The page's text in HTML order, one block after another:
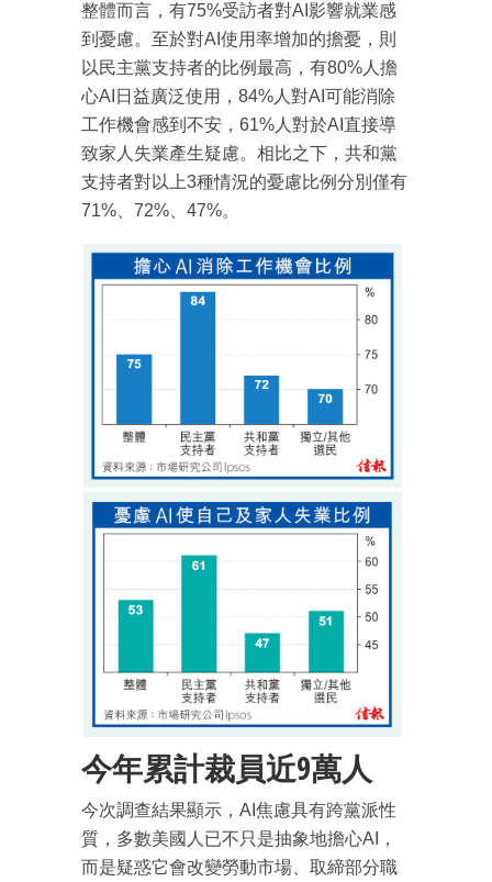
整體而言，有75%受訪者對AI影響就業感
到憂慮。至於對AI使用率增加的擔憂，則
以民主黨支持者的比例最高，有80%人擔
心AI日益廣泛使用，84%人對AI可能消除
工作機會感到不安，61%人對於AI直接導
致家人失業產生疑慮。相比之下，共和黨
支持者對以上3種情況的憂慮比例分別僅有
71%、72%、47%。
今年累計裁員近9萬人
今次調查結果顯示，AI焦慮具有跨黨派性
質，多數美國人已不只是抽象地擔心AI，
而是疑惑它會改變勞動市場、取締部分職
成為 EJ Tech 會員
最新資訊（附創業懶人包）